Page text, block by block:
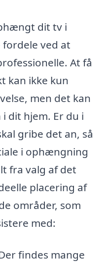
dit tv i
ved at
At få
kan ikke kun
men det kan
dit hjem. Er du i
gribe det an, så
i ophængning
fra valg af det
placering af
områder, som
med:
findes mange